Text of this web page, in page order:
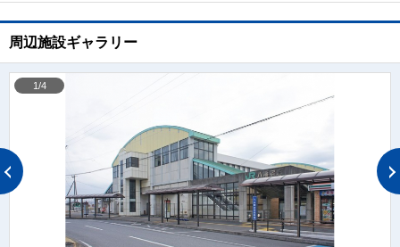
周辺施設ギャラリー
1/4